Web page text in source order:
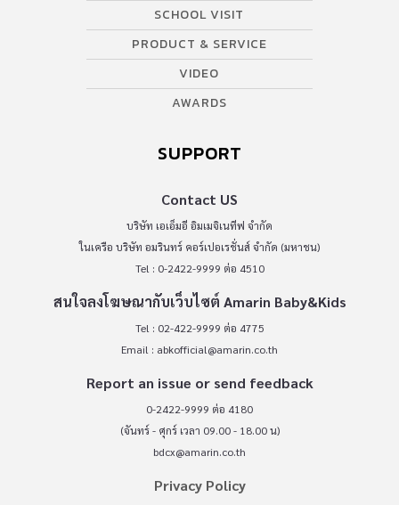
SCHOOL VISIT
PRODUCT & SERVICE
VIDEO
AWARDS
SUPPORT
Contact US
บริษัท เอเอ็มอี อิมเมจิเนทีฟ จำกัด
ในเครือ บริษัท อมรินทร์ คอร์เปอเรชั่นส์ จำกัด (มหาชน)
Tel : 0-2422-9999 ต่อ 4510
สนใจลงโฆษณากับเว็บไซต์ Amarin Baby&Kids
Tel : 02-422-9999 ต่อ 4775
Email : abkofficial@amarin.co.th
Report an issue or send feedback
0-2422-9999 ต่อ 4180
(จันทร์ - ศุกร์ เวลา 09.00 - 18.00 น)
bdcx@amarin.co.th
Privacy Policy